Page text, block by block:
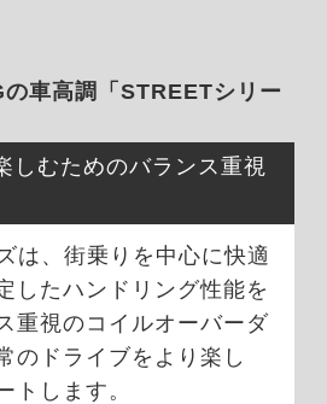
車高調「STREETシリー
しむためのバランス重視
は、街乗りを中心に快適
したハンドリング性能を
重視のコイルオーバーダ
のドライブをより楽し
トします。